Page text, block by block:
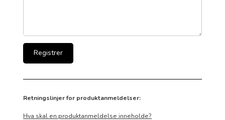
Retningslinjer for produktanmeldelser:
Hva skal en produktanmeldelse inneholde?